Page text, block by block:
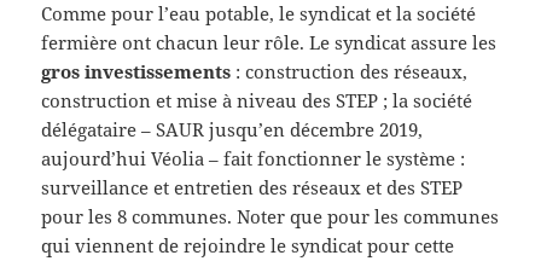
Comme pour l’eau potable, le syndicat et la société
fermière ont chacun leur rôle. Le syndicat assure les
gros investissements : construction des réseaux,
construction et mise à niveau des STEP ; la société
délégataire – SAUR jusqu’en décembre 2019,
aujourd’hui Véolia – fait fonctionner le système :
surveillance et entretien des réseaux et des STEP
pour les 8 communes. Noter que pour les communes
qui viennent de rejoindre le syndicat pour cette